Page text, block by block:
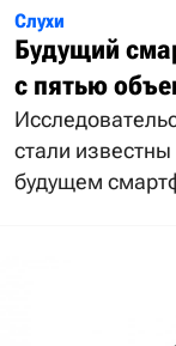
Слухи
Будущий
с пятью
стали
будущем